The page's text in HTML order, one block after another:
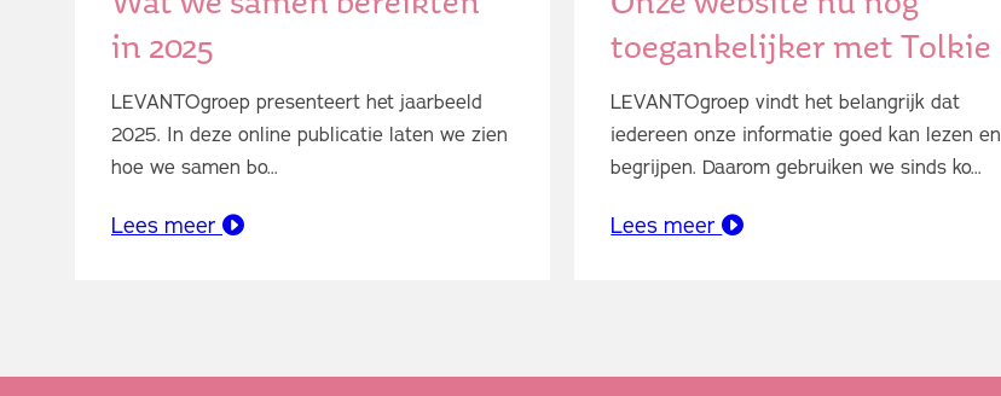
in 2025
LEVANTOgroep presenteert het jaarbeeld
2025. In deze online publicatie laten we zien
hoe we samen bo...
Lees meer
toegankelijker met Tolkie
LEVANTOgroep vindt het belangrijk dat
iedereen onze informatie goed kan lezen en
begrijpen. Daarom gebruiken we sinds ko...
Lees meer